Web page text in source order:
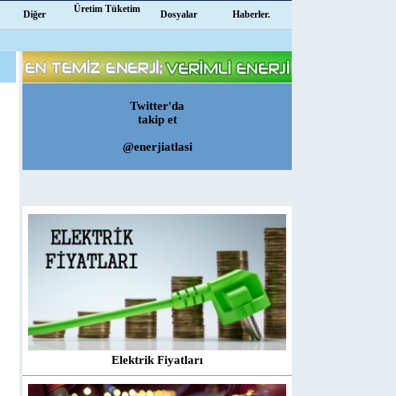
Diğer Üretim Tüketim Dosyalar Haberler.
Twitter'da
takip et
@enerjiatlasi
Elektrik Fiyatları